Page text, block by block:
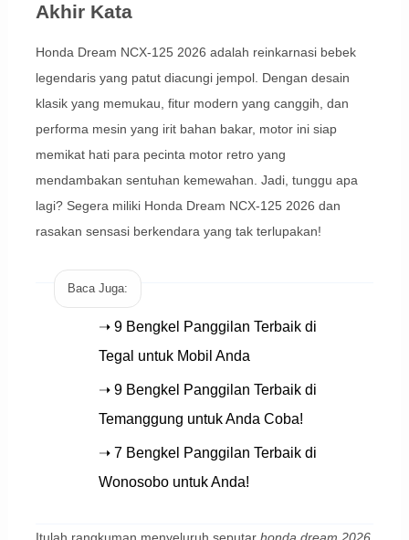
Akhir Kata
Honda Dream NCX-125 2026 adalah reinkarnasi bebek
legendaris yang patut diacungi jempol. Dengan desain
klasik yang memukau, fitur modern yang canggih, dan
performa mesin yang irit bahan bakar, motor ini siap
memikat hati para pecinta motor retro yang
mendambakan sentuhan kemewahan. Jadi, tunggu apa
lagi? Segera miliki Honda Dream NCX-125 2026 dan
rasakan sensasi berkendara yang tak terlupakan!
Baca Juga:
➝ 9 Bengkel Panggilan Terbaik di
Tegal untuk Mobil Anda
➝ 9 Bengkel Panggilan Terbaik di
Temanggung untuk Anda Coba!
➝ 7 Bengkel Panggilan Terbaik di
Wonosobo untuk Anda!